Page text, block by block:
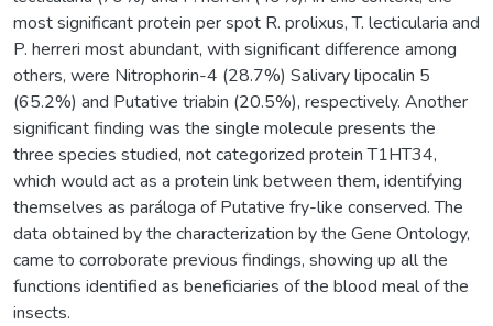
most significant protein per spot R. prolixus, T. lecticularia and
P. herreri most abundant, with significant difference among
others, were Nitrophorin-4 (28.7%) Salivary lipocalin 5
(65.2%) and Putative triabin (20.5%), respectively. Another
significant finding was the single molecule presents the
three species studied, not categorized protein T1HT34,
which would act as a protein link between them, identifying
themselves as paráloga of Putative fry-like conserved. The
data obtained by the characterization by the Gene Ontology,
came to corroborate previous findings, showing up all the
functions identified as beneficiaries of the blood meal of the
insects.